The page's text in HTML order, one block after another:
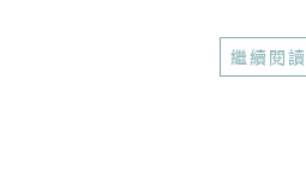
繼續閱讀